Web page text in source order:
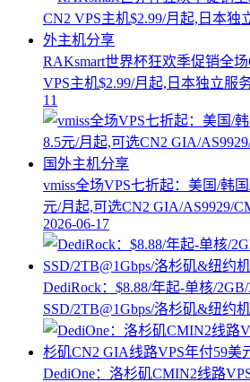
RAKsmart世界杯狂欢季促销全
VPS主机$2.99/月起,日本独立服
11
vmiss全场VPS七折起：美国/韩
元/月起,可选CN2 GIA/AS9929/
2026-06-17
DediRock：$8.88/年起-单核/
SSD/2TB@1Gbps/洛杉矶&纽约
DediOne：洛杉矶CMIN2线路